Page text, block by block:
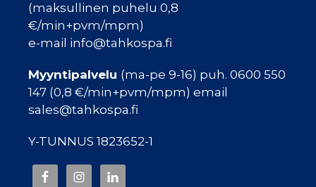
(maksullinen puhelu 0,8
€/min+pvm/mpm)
e-mail info@tahkospa.fi
Myyntipalvelu (ma-pe 9-16) puh. 0600 550
147 (0,8 €/min+pvm/mpm) email
sales@tahkospa.fi
Y-TUNNUS 1823652-1